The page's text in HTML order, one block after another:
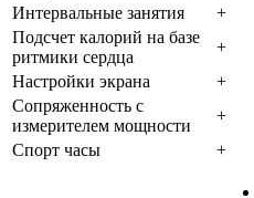
Интервальные занятия
+
Подсчет калорий на базе
ритмики сердца
+
Настройки экрана
+
Сопряженность с
измерителем мощности
+
Спорт часы
+